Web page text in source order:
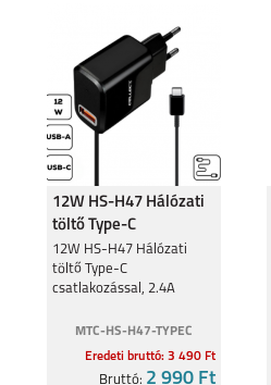
XIAOMI REDMI 10C
XIAOMI REDMI NOTE
11S 5G
XIAOMI 12 PRO 5G
XIAOMI POCO M4
12W HS-H47 Hálózati
töltő Type-C
csatlakozó,2.4A
12W HS-H47 Hálózati
töltő Type-C
csatlakozással, 2.4A
MTC-HS-H47-TYPEC
Eredeti bruttó: 3 490 Ft
Bruttó: 2 990 Ft